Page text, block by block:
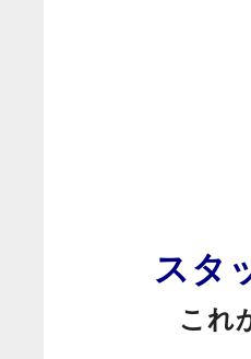
スタ
これ